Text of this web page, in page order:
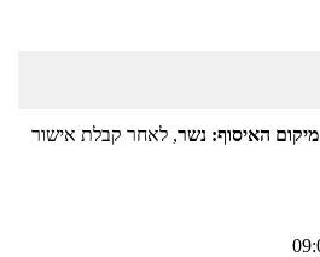
מיקום האיסוף: נשר, לאחר קבלת אישור